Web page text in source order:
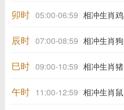
卯时 05:00-06:59 相冲生肖鸡
辰时 07:00-08:59 相冲生肖狗
巳时 09:00-10:59 相冲生肖猪
午时 11:00-12:59 相冲生肖鼠